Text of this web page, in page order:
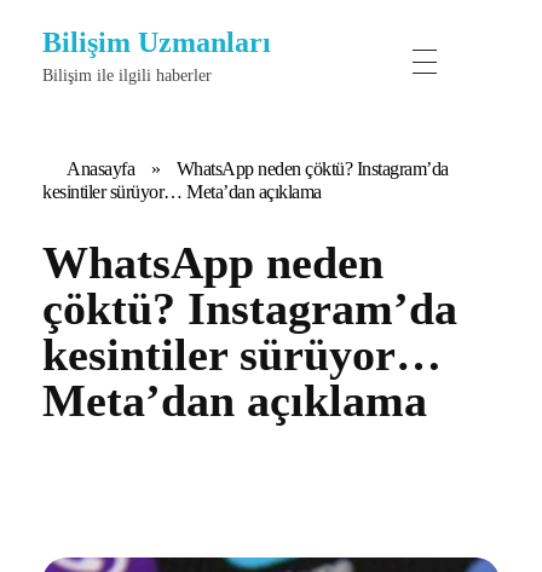
Bilişim Uzmanları
Bilişim ile ilgili haberler
Anasayfa »
WhatsApp neden çöktü? Instagram’da
kesintiler sürüyor… Meta’dan açıklama
WhatsApp neden
çöktü? Instagram’da
kesintiler sürüyor…
Meta’dan açıklama